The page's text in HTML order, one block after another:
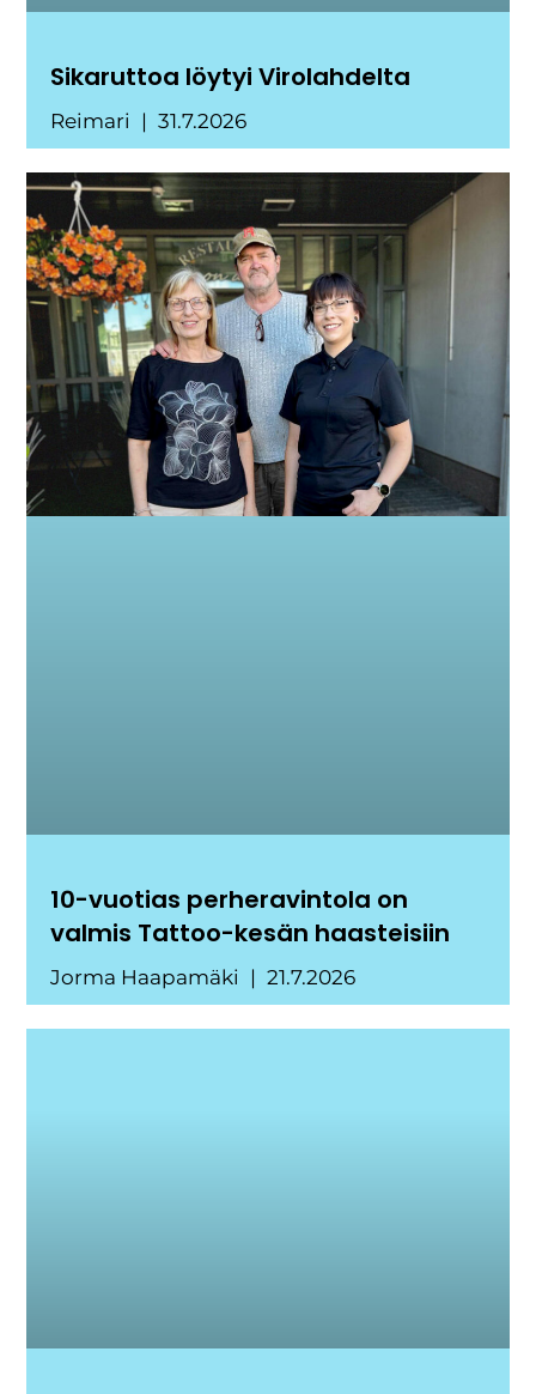
Sikaruttoa löytyi Virolahdelta
Reimari 31.7.2026
10-vuotias perheravintola on
valmis Tattoo-kesän haasteisiin
Jorma Haapamäki 21.7.2026